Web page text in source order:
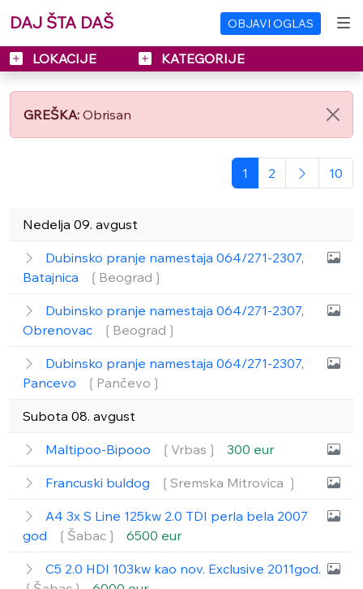
DAJ ŠTA DAŠ OBJAVI OGLAS
LOKACIJE KATEGORIJE
GREŠKA: Obrisan
1 2 10
Nedelja 09. avgust
Dubinsko pranje namestaja 064/271-2307,
Batajnica
❲Beograd❳
Dubinsko pranje namestaja 064/271-2307,
Obrenovac
❲Beograd❳
Dubinsko pranje namestaja 064/271-2307,
Pancevo
❲Pančevo❳
Subota 08. avgust
Maltipoo-Bipooo ❲Vrbas❳ 300 eur
Francuski buldog ❲Sremska Mitrovica ❳
A4 3x S Line 125kw 2.0 TDI perla bela 2007
god
❲Šabac❳ 6500 eur
C5 2.0 HDI 103kw kao nov. Exclusive 2011god.